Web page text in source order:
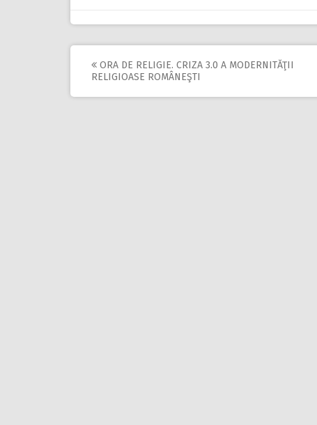
Post
navigation
ORA DE RELIGIE. CRIZA 3.0 A MODERNITĂŢII
RELIGIOASE ROMÂNEŞTI